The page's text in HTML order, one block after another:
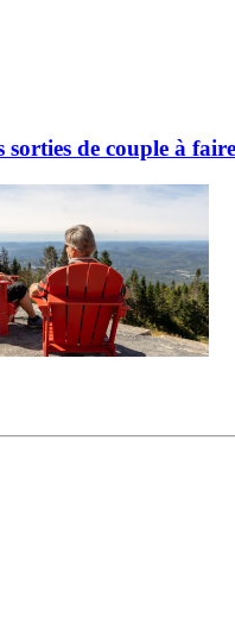
sorties de couple à